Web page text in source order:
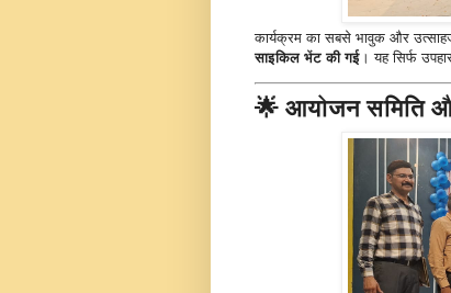
कार्यक्रम का सबसे भावुक और
साइकिल भेंट की गई । यह सिर्फ
🌟 आयोजन समिति